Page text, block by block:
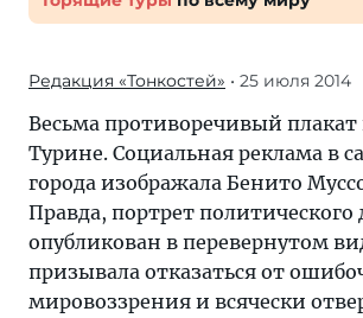
Редакция «Тонкостей» • 25 июля 2014
Весьма противоречивый плакат
Турине. Социальная реклама в
города изображала Бенито
Правда, портрет политического
опубликован в перевернутом
призывала отказаться от
мировоззрения и всячески